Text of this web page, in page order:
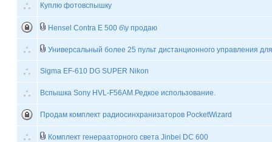
Куплю фотовспышку
Hensel Contra E 500 б\у продаю
Универсальный более 25 пульт дистанционного управления
Sigma EF-610 DG SUPER Nikon
Вспышка Sony HVL-F56AM.Редкое использование.
Продам комплект радиосинхранизаторов PocketWizard
Комплект генерааторного света Jinbei DC 600